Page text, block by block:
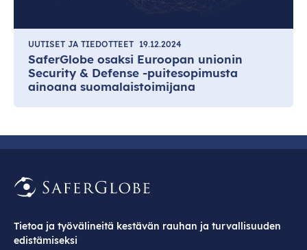
UUTISET JA TIEDOTTEET 19.12.2024
SaferGlobe osaksi Euroopan unionin
Security & Defense -puitesopimusta
ainoana suomalaistoimijana
Tietoa ja työvälineitä kestävän rauhan ja turvallisuuden
edistämiseksi